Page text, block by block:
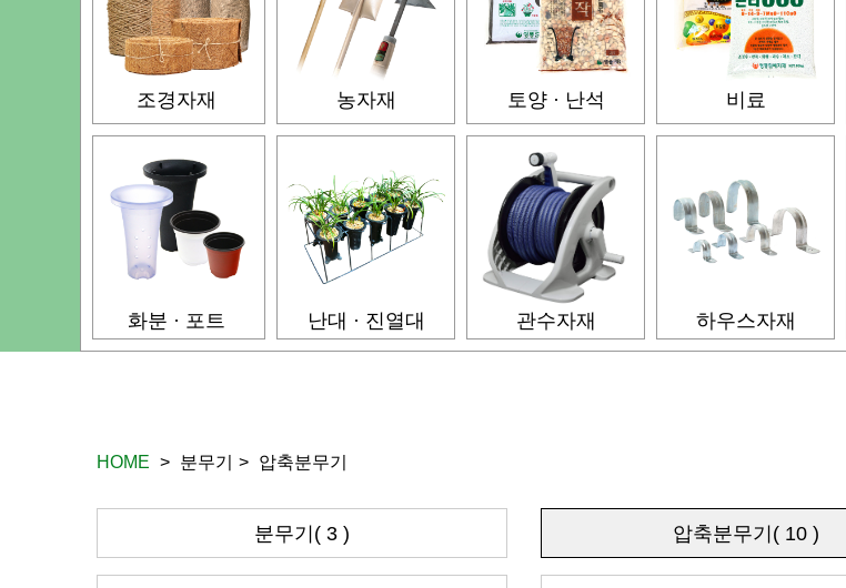
조경자재 농자재 토양 · 난석 비료
화분 · 포트 난대 · 진열대 관수자재 하우스자재
HOME > 분무기 > 압축분무기
분무기( 3 ) 압축분무기( 10 )